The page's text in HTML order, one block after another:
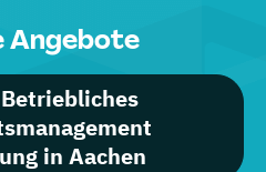
Angebote
in Aachen